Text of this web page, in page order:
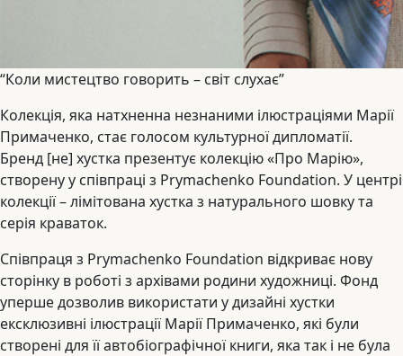
“Коли мистецтво говорить – світ слухає”
Колекція, яка натхненна незнаними ілюстраціями Марії
Примаченко, стає голосом культурної дипломатії.
Бренд [не] хустка презентує колекцію «Про Марію»,
створену у співпраці з Prymachenko Foundation. У центрі
колекції – лімітована хустка з натурального шовку та
серія краваток.
Співпраця з Prymachenko Foundation відкриває нову
сторінку в роботі з архівами родини художниці. Фонд
уперше дозволив використати у дизайні хустки
ексклюзивні ілюстрації Марії Примаченко, які були
створені для її автобіографічної книги, яка так і не була